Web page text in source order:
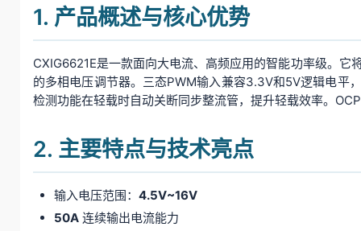
1. 产品概述与核心优势
CXIG6621E是一款面向大电流、高频应用的智能功率级。
的多相电压调节器。三态PWM输入兼容3.3V和5V逻辑电平
检测功能在轻载时自动关断同步整流管，提升轻载效率。
2. 主要特点与技术亮点
输入电压范围： 4.5V~16V
50A连续输出电流能力